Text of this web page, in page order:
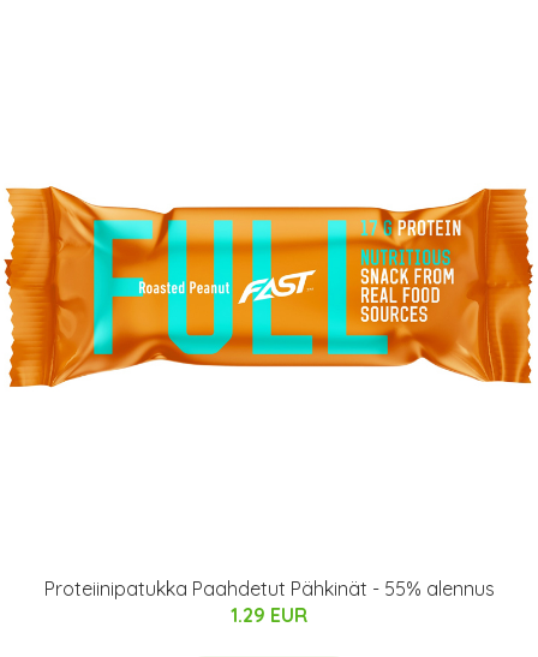
Proteiinipatukka Paahdetut Pähkinät - 55% alennus
1.29 EUR